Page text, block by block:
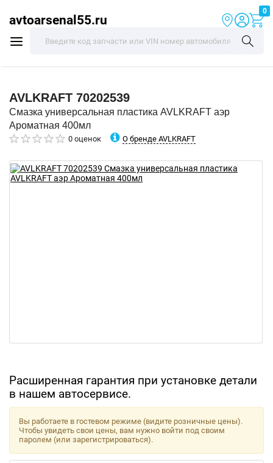
avtoarsenal55.ru
0
AVLKRAFT 70202539
Смазка универсальная пластика AVLKRAFT аэр
Ароматная 400мл
0 оценок О бренде AVLKRAFT
Расширенная гарантия при установке детали
в нашем автосервисе.
Вы работаете в гостевом режиме (видите розничные цены).
Чтобы увидеть свои цены, вам нужно войти под своим
паролем (или зарегистрироваться).